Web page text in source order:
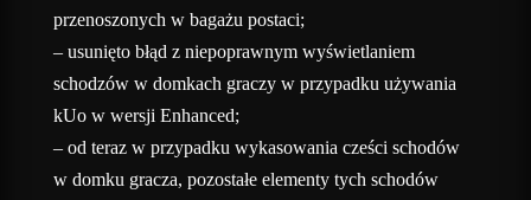
przenoszonych w bagażu postaci;
– usunięto błąd z niepoprawnym wyświetlaniem
schodzów w domkach graczy w przypadku używania
kUo w wersji Enhanced;
– od teraz w przypadku wykasowania cześci schodów
w domku gracza, pozostałe elementy tych schodów